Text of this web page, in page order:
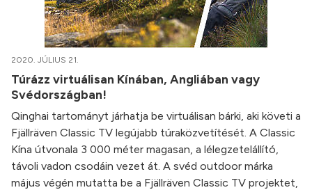
2020. JÚLIUS 21.
Túrázz virtuálisan Kínában, Angliában vagy
Svédországban!
Qinghai tartományt járhatja be virtuálisan bárki, aki követi a
Fjällräven Classic TV legújabb túraközvetítését. A Classic
Kína útvonala 3 000 méter magasan, a lélegzetelállító,
távoli vadon csodáin vezet át. A svéd outdoor márka
május végén mutatta be a Fjällräven Classic TV projektet,